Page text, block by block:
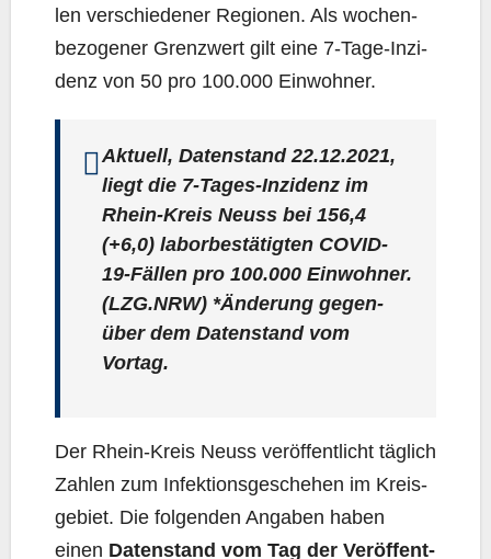
len ver­schie­de­ner Regio­nen. Als wochen­
be­zo­ge­ner Grenz­wert gilt eine 7‑Ta­ge-Inzi­
denz von 50 pro 100.000 Einwohner.
Aktu­ell, Daten­stand 22.12.2021,
liegt die 7‑Ta­ges-Inzi­denz im
Rhein-Kreis Neuss bei 156,4
(+6,0) labor­be­stä­tig­ten COVID-
19-Fäl­len pro 100.000 Ein­woh­ner.
(LZG.NRW) *Ände­rung gegen­
über dem Daten­stand vom
Vortag.
Der Rhein-Kreis Neuss ver­öf­fent­licht täg­lich
Zah­len zum Infek­ti­ons­ge­sche­hen im Kreis­
ge­biet. Die fol­gen­den Anga­ben haben
einen Daten­stand vom Tag der Ver­öf­fent­